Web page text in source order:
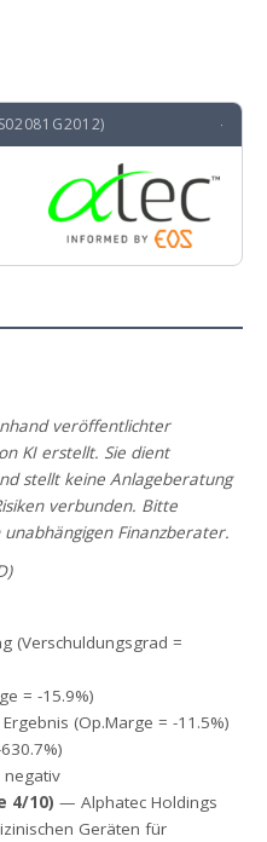
·
veröffentlichter
KI erstellt. Sie dient
stellt keine Anlageberatung
verbunden. Bitte
Finanzberater.
(Verschuldungsgrad =
= -15.9%)
(Op.Marge = -11.5%)
negativ
4/10) — Alphatec Holdings
Geräten für